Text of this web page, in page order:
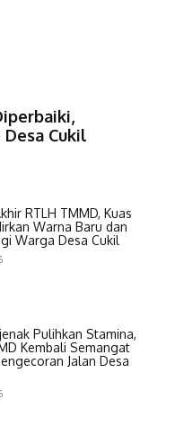
Cukil
RTLH TMMD, Kuas
Warna Baru dan
Warga Desa Cukil
Pulihkan Stamina,
Kembali Semangat
Jalan Desa